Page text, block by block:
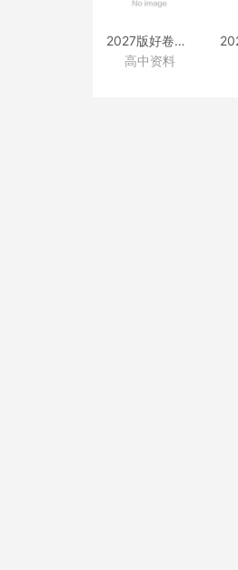
2027版好卷速递附赠资料
高中资料